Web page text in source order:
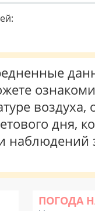
воздуха,
дня,
наблюдений
ПОГОДА